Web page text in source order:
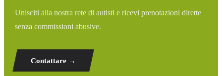
Unisciti alla nostra rete di autisti e ricevi prenotazioni dirette
senza commissioni abusive.
Contattare →